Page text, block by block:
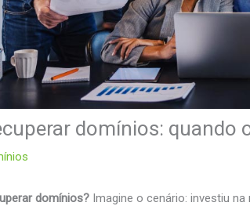
domínios: quando
domínios? Imagine o cenário: investiu